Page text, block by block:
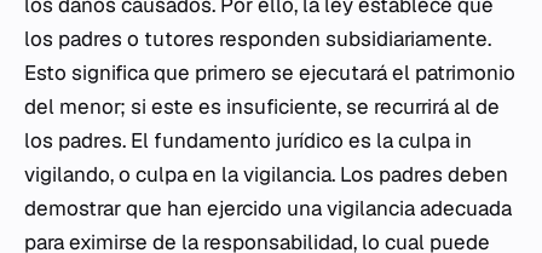
los padres o tutores responden subsidiariamente.
Esto significa que primero se ejecutará el patrimonio
del menor; si este es insuficiente, se recurrirá al de
los padres. El fundamento jurídico es laculpa in
vigilando, o culpa en la vigilancia. Los padres deben
demostrar que han ejercido una vigilancia adecuada
para eximirse de la responsabilidad, lo cual puede